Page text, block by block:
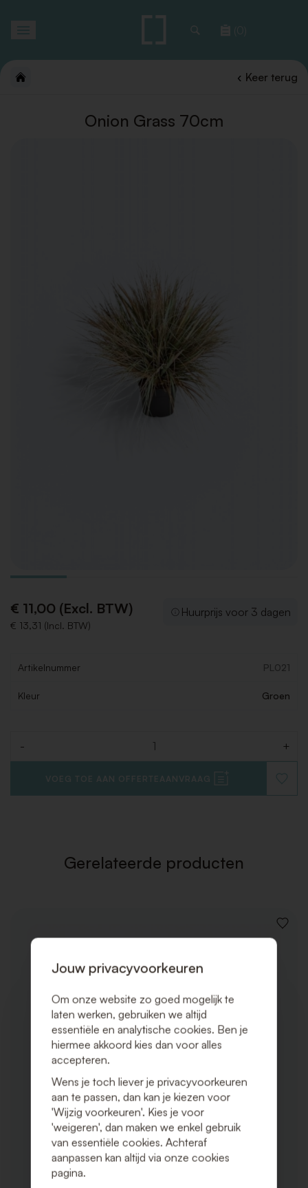
(0)
Keer terug
Onion Grass 70cm
€ 11,00 (Excl. BTW)
€ 13,31 (Incl. BTW)
Huurprijs voor 3 dagen
Artikelnummer PL021
Kleur Groen
- +
VOEG TOE AAN OFFERTEAANVRAAG
TOE
Gerelateerde producten
VOEG
TOE
Jouw privacyvoorkeuren
Om onze website zo goed mogelijk te
laten werken, gebruiken we altijd
essentiële en analytische cookies. Ben je
hiermee akkoord kies dan voor alles
accepteren.
Wens je toch liever je privacyvoorkeuren
aan te passen, dan kan je kiezen voor
'Wijzig voorkeuren'. Kies je voor
'weigeren', dan maken we enkel gebruik
van essentiële cookies. Achteraf
aanpassen kan altijd via onze cookies
pagina.